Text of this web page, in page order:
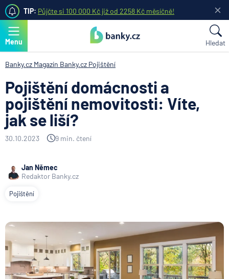
TIP: Půjčte si 100 000 Kč již od 2258 Kč měsíčně!
Menu Hledat
Banky.czMagazín Banky.czPojištění
Pojištění domácnosti a
pojištění nemovitosti: Víte,
jak se liší?
30.10.2023 9 min. čtení
Jan Němec
Redaktor Banky.cz
Pojištění